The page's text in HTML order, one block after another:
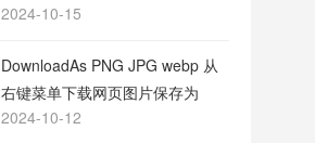
2024-10-15
DownloadAs PNG JPG webp 从
右键菜单下载网页图片保存为
PNG或JPG格式
2024-10-12